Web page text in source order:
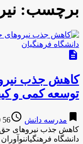
برچسب:
description
کاهش جذب
توسعه کمی و
bookmark مدرسه دانش access_time
56 years ago
کاهش جذب نیروهای
دانشگاه